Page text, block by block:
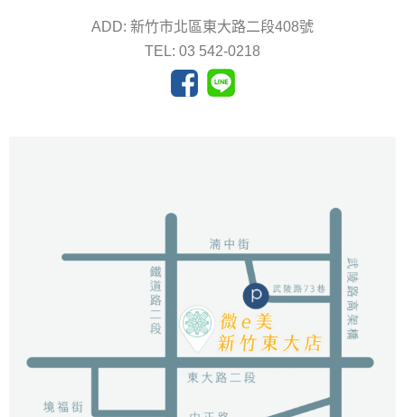
ADD: 新竹市北區東大路二段408號
TEL: 03 542-0218